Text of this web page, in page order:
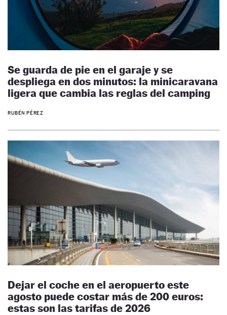
Se guarda de pie en el garaje y se
despliega en dos minutos: la minicaravana
ligera que cambia las reglas del camping
RUBÉN PÉREZ
Dejar el coche en el aeropuerto este
agosto puede costar más de 200 euros:
estas son las tarifas de 2026